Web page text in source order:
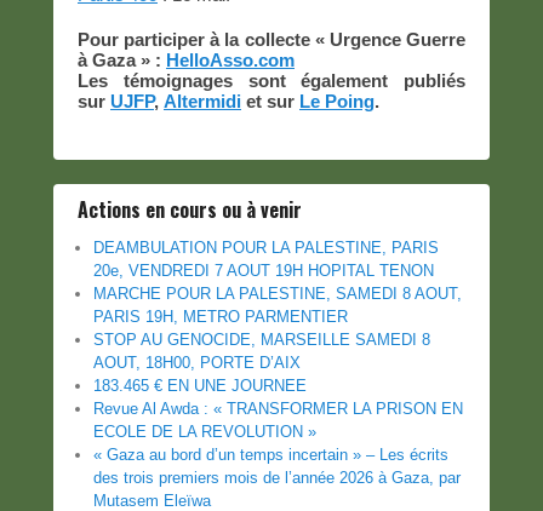
Pour participer à la collecte « Urgence Guerre
à Gaza » : HelloAsso.com
Les témoignages sont également publiés
sur UJFP, Altermidi et sur Le Poing.
Actions en cours ou à venir
DEAMBULATION POUR LA PALESTINE, PARIS
20e, VENDREDI 7 AOUT 19H HOPITAL TENON
MARCHE POUR LA PALESTINE, SAMEDI 8 AOUT,
PARIS 19H, METRO PARMENTIER
STOP AU GENOCIDE, MARSEILLE SAMEDI 8
AOUT, 18H00, PORTE D’AIX
183.465 € EN UNE JOURNEE
Revue Al Awda : « TRANSFORMER LA PRISON EN
ECOLE DE LA REVOLUTION »
« Gaza au bord d’un temps incertain » – Les écrits
des trois premiers mois de l’année 2026 à Gaza, par
Mutasem Eleïwa